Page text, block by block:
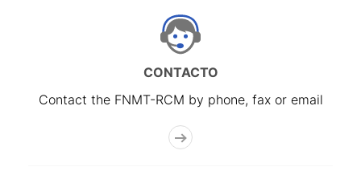
CONTACTO
Contact the FNMT-RCM by phone, fax or email